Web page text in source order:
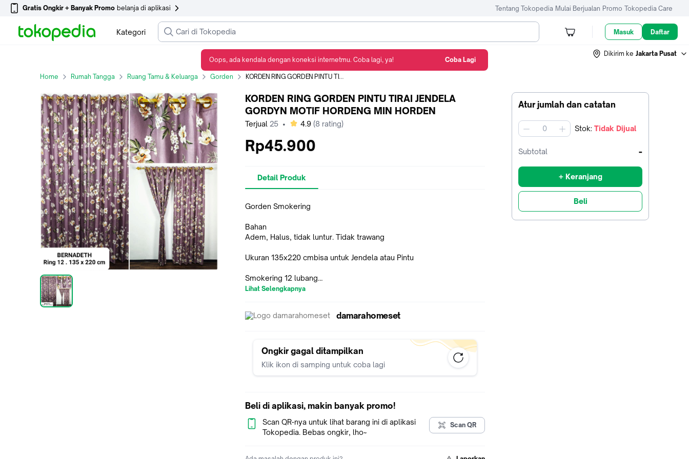
Gratis Ongkir + Banyak Promo belanja di aplikasi Tentang Tokopedia Mulai Berjualan Promo Tokopedia Care
Kategori Masuk Daftar
Dikirim ke Jakarta Pusat
Home Rumah Tangga Ruang Tamu & Keluarga Gorden KORDEN RING GORDEN PINTU TIRAI JENDELA GORDYN MOTIF HORDENG MIN HORDEN
Atur jumlah dan catatan
jumlah Stok: Tidak Dijual
Subtotal -
+ Keranjang
Beli
KORDEN RING GORDEN PINTU TIRAI JENDELA
GORDYN MOTIF HORDENG MIN HORDEN
Terjual 25 • bintang
4.9 (8 rating)
Rp45.900
Detail Produk
Gorden Smokering
Bahan
Adem, Halus, tidak luntur. Tidak trawang
Ukuran 135x220 cmbisa untuk Jendela atau Pintu
Smokering 12 lubang
Dilengkapi Tali bagian Tengah
Contoh Foto menggunakan 2 lembar
1 kilo muat 3 pcs
HARAP CHAT PENJUAL UNTUK TANYAKAN STOK TERLEBIH
#gordenanak #gordenshabby
Lihat Selengkapnya
damarahomeset
Ongkir gagal ditampilkan
Klik ikon di samping untuk coba lagi
Beli di aplikasi, makin banyak promo!
Scan QR-nya untuk lihat barang ini di aplikasi
Tokopedia. Bebas ongkir, lho~
Scan QR
Oops, ada kendala dengan koneksi internetmu. Coba lagi, ya! Coba Lagi